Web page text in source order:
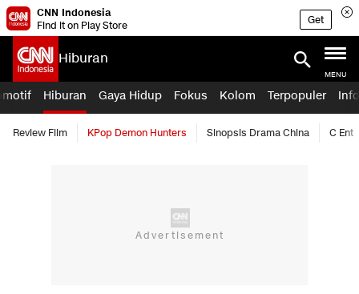
CNN Indonesia
Find it on Play Store
Get
Hiburan
MENU
Hiburan Gaya Hidup Fokus Kolom Terpopuler
Review Film KPop Demon Hunters Sinopsis Drama China C Ent